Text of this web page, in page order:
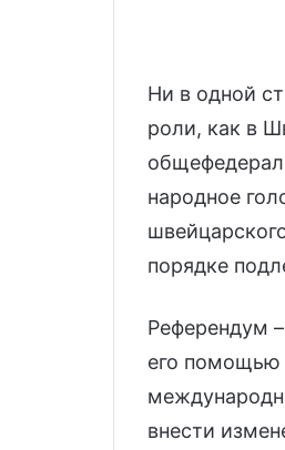
Ни в одной
роли, как в
народное
порядке
Референдум
его помощью
внести